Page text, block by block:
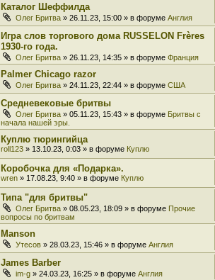
Каталог Шеффилда
Олег Бритва » 26.11.23, 15:00 » в форуме Англия
Игра слов торгового дома RUSSELON Frères
1930-го года.
Олег Бритва » 26.11.23, 14:35 » в форуме Франция
Palmer Chicago razor
Олег Бритва » 24.11.23, 22:44 » в форуме США
Средневековые бритвы
Олег Бритва » 05.11.23, 15:43 » в форуме Бритвы с
начала нашей эры.
Куплю тюрингийца
roll123 » 13.10.23, 0:03 » в форуме Куплю
Коробочка для «Подарка».
wren » 17.08.23, 9:40 » в форуме Куплю
Типа "для бритвы"
Олег Бритва » 08.05.23, 18:09 » в форуме Прочие
вопросы по бритвам
Manson
Утесов » 28.03.23, 15:46 » в форуме Англия
James Barber
im-g » 24.03.23, 16:25 » в форуме Англия